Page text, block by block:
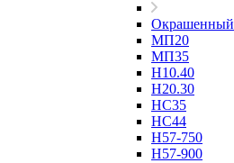
Окрашенный
МП20
МП35
Н10.40
Н20.30
НС35
НС44
Н57-750
Н57-900